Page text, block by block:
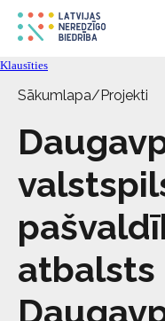
Rehabilitācija
Tehniskie
Pakalpojumi
Par biedrību
Klausīties
Sākumlapa/Projekti
atbalsts